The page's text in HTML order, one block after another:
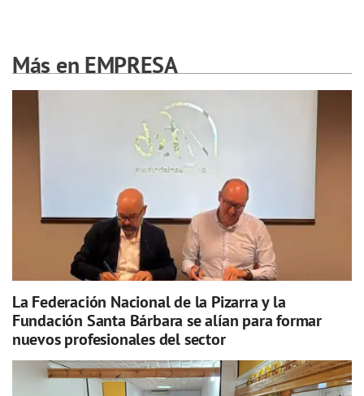
Más en EMPRESA
La Federación Nacional de la Pizarra y la
Fundación Santa Bárbara se alían para formar
nuevos profesionales del sector